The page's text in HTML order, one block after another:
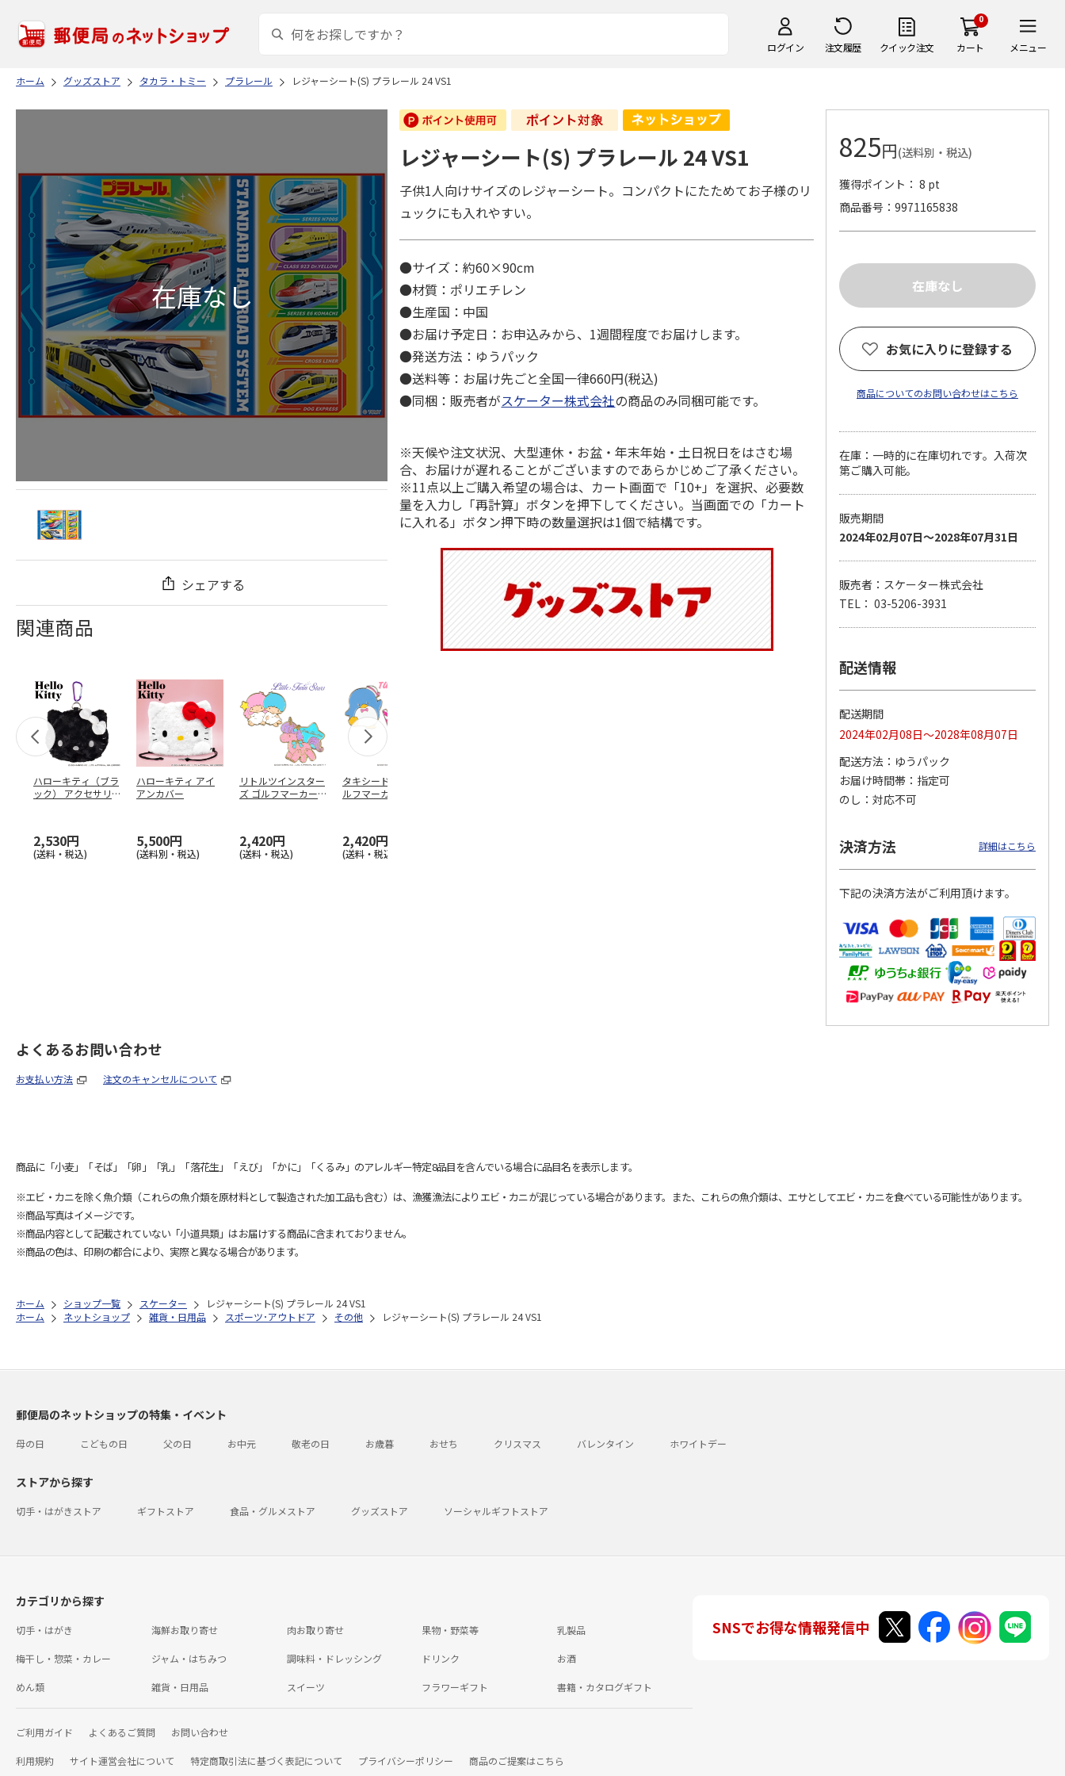
ログイン 注文履歴 クイック注文
0
カート メニュー
ホーム グッズストア タカラ・トミー プラレール レジャーシート(S) プラレール 24 VS1
シェアする
関連商品
ハローキティ（ブラ
ック） アクセサリ
2,530円
(送料・税込)
ハローキティ アイ
アンカバー
5,500円
(送料別・税込)
リトルツインスター
ズ ゴルフマーカー
2,420円
(送料・税込)
タキシードサム ゴ
ルフマーカー
2,420円
(送料・税込)
冷却レジャーマット
[ミッキー&フレン
ズ] CLMT13
1,650円
(送料別・税込)
1,650円
(送料別・税込)
レジャーシート(S) プラレール 24 VS1
子供1人向けサイズのレジャーシート。コンパクトにたためてお子様のリ
ュックにも入れやすい。
●サイズ：約60×90cm
●材質：ポリエチレン
●生産国：中国
●お届け予定日：お申込みから、1週間程度でお届けします。
●発送方法：ゆうパック
●送料等：お届け先ごと全国一律660円(税込)
●同梱：販売者がスケーター株式会社の商品のみ同梱可能です。
※天候や注文状況、大型連休・お盆・年末年始・土日祝日をはさむ場
合、お届けが遅れることがございますのであらかじめご了承ください。
※11点以上ご購入希望の場合は、カート画面で「10+」を選択、必要数
量を入力し「再計算」ボタンを押下してください。当画面での「カート
に入れる」ボタン押下時の数量選択は1個で結構です。
825円(送料別・税込)
獲得ポイント： 8 pt
商品番号
9971165838
お気に入りに登録する
商品についてのお問い合わせはこちら
在庫：一時的に在庫切れです。入荷次
第ご購入可能。
販売期間
2024年02月07日～2028年07月31日
販売者：スケーター株式会社
TEL： 03-5206-3931
配送情報
配送期間
2024年02月08日～2028年08月07日
配送方法
ゆうパック
お届け時間帯
指定可
のし
対応不可
決済方法 詳細はこちら
下記の決済方法がご利用頂けます。
よくあるお問い合わせ
お支払い方法 注文のキャンセルについて
商品に「小麦」「そば」「卵」「乳」「落花生」「えび」「かに」「くるみ」のアレルギー特定8品目を含んでいる場合に品目名を表示します。
※エビ・カニを除く魚介類（これらの魚介類を原材料として製造された加工品も含む）は、漁獲漁法によりエビ・カニが混じっている場合があります。また、これらの魚介類は、エサとしてエビ・カニを食べている可能性があります。
※商品写真はイメージです。
※商品内容として記載されていない「小道具類」はお届けする商品に含まれておりません。
※商品の色は、印刷の都合により、実際と異なる場合があります。
ホーム ショップ一覧 スケーター
レジャーシート(S) プラレール 24 VS1
ホーム
ネットショップ 雑貨・日用品 スポーツ･アウトドア その他 レジャーシート(S) プラレール 24 VS1
郵便局のネットショップの特集・イベント
母の日 こどもの日 父の日 お中元 敬老の日 お歳暮 おせち クリスマス バレンタイン ホワイトデー
ストアから探す
切手・はがきストア ギフトストア 食品・グルメストア グッズストア ソーシャルギフトストア
カテゴリから探す
切手・はがき 海鮮お取り寄せ 肉お取り寄せ 果物・野菜等 乳製品
梅干し・惣菜・カレー ジャム・はちみつ 調味料・ドレッシング ドリンク お酒
めん類 雑貨・日用品 スイーツ フラワーギフト 書籍・カタログギフト
ご利用ガイド よくあるご質問 お問い合わせ
利用規約 サイト運営会社について 特定商取引法に基づく表記について プライバシーポリシー 商品のご提案はこちら
SNSでお得な情報発信中